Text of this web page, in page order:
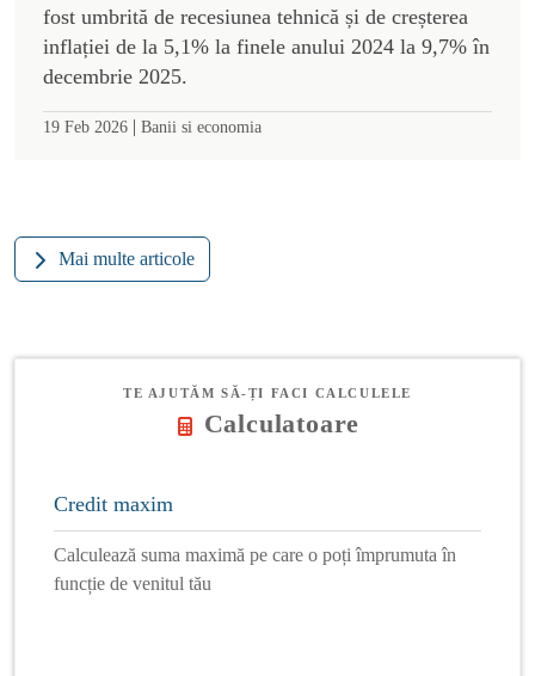
fost umbrită de recesiunea tehnică și de creșterea
inflației de la 5,1% la finele anului 2024 la 9,7% în
decembrie 2025.
19 Feb 2026 | Banii si economia
Mai multe articole
TE AJUTĂM SĂ-ȚI FACI CALCULELE
Calculatoare
Credit maxim
Calculează suma maximă pe care o poți împrumuta în
funcție de venitul tău